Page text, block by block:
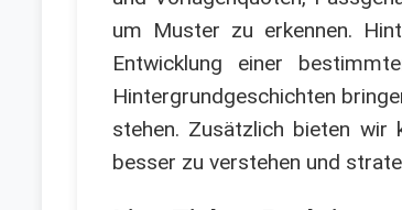
um Muster zu erkennen.
Entwicklung einer
Hintergrundgeschichten
stehen. Zusätzlich bieten wir
besser zu verstehen und